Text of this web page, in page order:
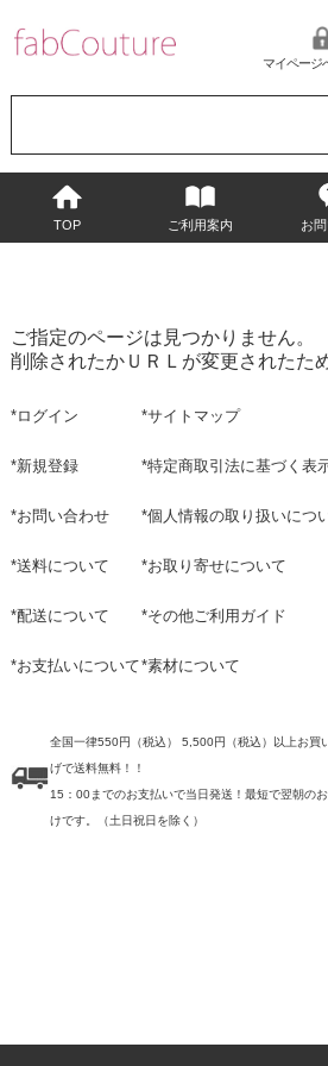
マイページ
TOP ご利用案内 お
ご指定のページは見つかりません。
削除されたかＵＲＬが変更されたた
*ログイン
*新規登録
*お問い合わせ
*送料について
*配送について
*お支払いについて
*サイトマップ
*特定商取引法に基づく表
*個人情報の取り扱いにつ
*お取り寄せについて
*その他ご利用ガイド
*素材について
全国一律550円（税込） 5,500円（税込）以上お買
げで送料無料！！
15：00までのお支払いで当日発送！最短で翌朝の
けです。
（土日祝日を除く）